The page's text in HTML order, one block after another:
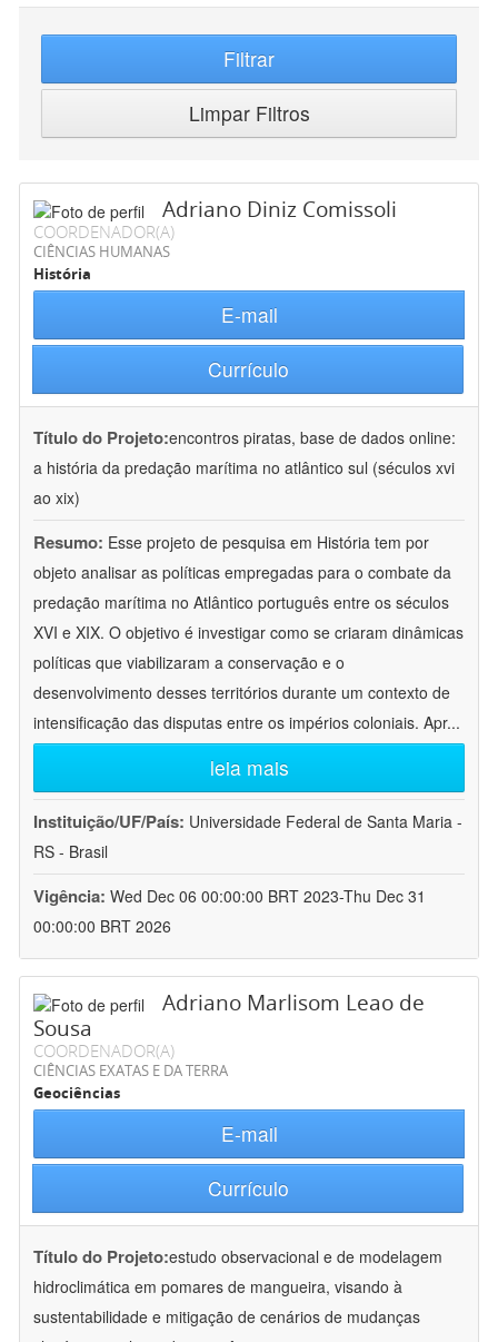
Filtrar
Limpar Filtros
Adriano Diniz Comissoli
COORDENADOR(A)
CIÊNCIAS HUMANAS
História
E-mail
Currículo
Título do Projeto:encontros piratas, base de dados online:
a história da predação marítima no atlântico sul (séculos xvi
ao xix)
Resumo: Esse projeto de pesquisa em História tem por
objeto analisar as políticas empregadas para o combate da
predação marítima no Atlântico português entre os séculos
XVI e XIX. O objetivo é investigar como se criaram dinâmicas
políticas que viabilizaram a conservação e o
desenvolvimento desses territórios durante um contexto de
intensificação das disputas entre os impérios coloniais. Apr...
leia mais
Instituição/UF/País: Universidade Federal de Santa Maria -
RS - Brasil
Vigência: Wed Dec 06 00:00:00 BRT 2023-Thu Dec 31
00:00:00 BRT 2026
Adriano Marlisom Leao de
Sousa
COORDENADOR(A)
CIÊNCIAS EXATAS E DA TERRA
Geociências
E-mail
Currículo
Título do Projeto:estudo observacional e de modelagem
hidroclimática em pomares de mangueira, visando à
sustentabilidade e mitigação de cenários de mudanças